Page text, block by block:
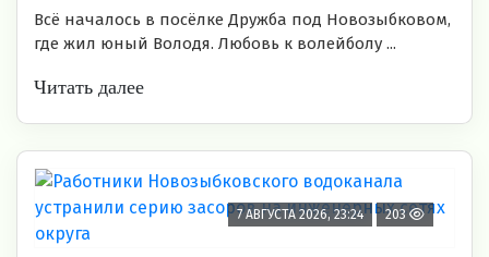
Всё началось в посёлке Дружба под Новозыбковом,
где жил юный Володя. Любовь к волейболу ...
Читать далее
7 АВГУСТА 2026, 23:24 203